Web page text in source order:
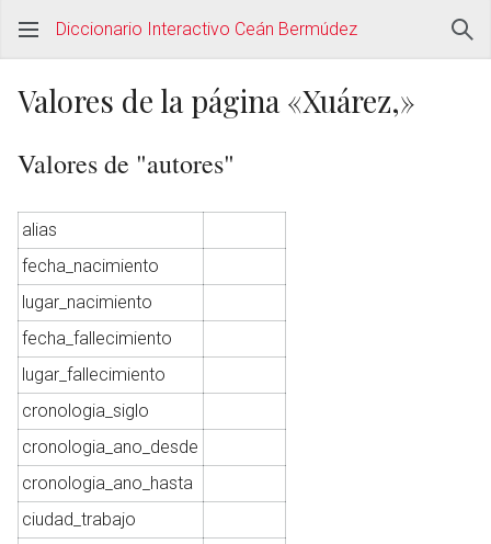
Diccionario Interactivo Ceán Bermúdez
Valores de la página «Xuárez,»
Valores de "autores"
alias
fecha_nacimiento
lugar_nacimiento
fecha_fallecimiento
lugar_fallecimiento
cronologia_siglo
cronologia_ano_desde
cronologia_ano_hasta
ciudad_trabajo